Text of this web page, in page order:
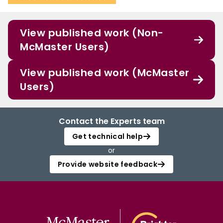
View published work (Non-
McMaster Users)
View published work (McMaster
Users)
Contact the Experts team
Get technical help
or
Provide website feedback